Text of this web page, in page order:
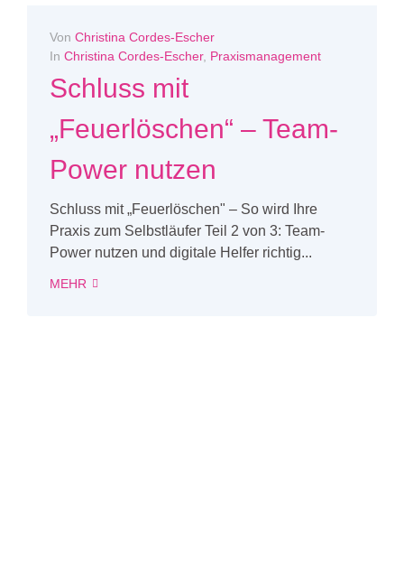
Von Christina Cordes-Escher
In Christina Cordes-Escher, Praxismanagement
Schluss mit
„Feuerlöschen“ – Team-
Power nutzen
Schluss mit „Feuerlöschen" – So wird Ihre
Praxis zum Selbstläufer Teil 2 von 3: Team-
Power nutzen und digitale Helfer richtig...
MEHR